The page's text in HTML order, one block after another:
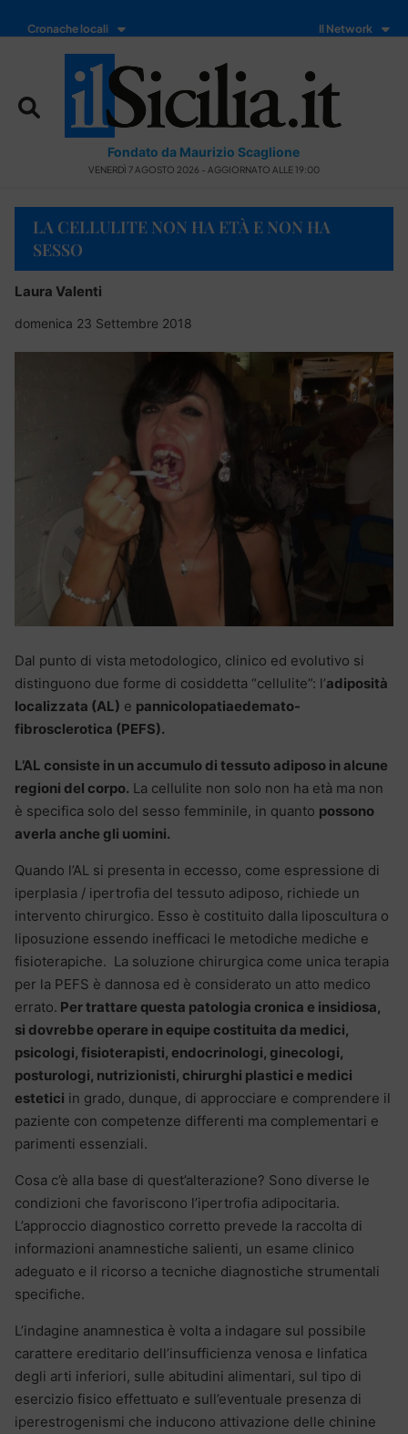
Cronache locali Il Network
Fondato da Maurizio Scaglione
VENERDÌ 7 AGOSTO 2026 - AGGIORNATO ALLE 19:00
LA CELLULITE NON HA ETÀ E NON HA
SESSO
Laura Valenti
domenica 23 Settembre 2018
Dal punto di vista metodologico, clinico ed evolutivo si
distinguono due forme di cosiddetta “cellulite”: l’adiposità
localizzata (AL) e pannicolopatiaedemato-
fibrosclerotica (PEFS).
L’AL consiste in un accumulo di tessuto adiposo in alcune
regioni del corpo. La cellulite non solo non ha età ma non
è specifica solo del sesso femminile, in quanto possono
averla anche gli uomini.
Quando l’AL si presenta in eccesso, come espressione di
iperplasia / ipertrofia del tessuto adiposo, richiede un
intervento chirurgico. Esso è costituito dalla liposcultura o
liposuzione essendo inefficaci le metodiche mediche e
fisioterapiche. La soluzione chirurgica come unica terapia
per la PEFS è dannosa ed è considerato un atto medico
errato. Per trattare questa patologia cronica e insidiosa,
si dovrebbe operare in equipe costituita da medici,
psicologi, fisioterapisti, endocrinologi, ginecologi,
posturologi, nutrizionisti, chirurghi plastici e medici
estetici in grado, dunque, di approcciare e comprendere il
paziente con competenze differenti ma complementari e
parimenti essenziali.
Cosa c’è alla base di quest’alterazione? Sono diverse le
condizioni che favoriscono l’ipertrofia adipocitaria.
L’approccio diagnostico corretto prevede la raccolta di
informazioni anamnestiche salienti, un esame clinico
adeguato e il ricorso a tecniche diagnostiche strumentali
specifiche.
L’indagine anamnestica è volta a indagare sul possibile
carattere ereditario dell’insufficienza venosa e linfatica
degli arti inferiori, sulle abitudini alimentari, sul tipo di
esercizio fisico effettuato e sull’eventuale presenza di
iperestrogenismi che inducono attivazione delle chinine